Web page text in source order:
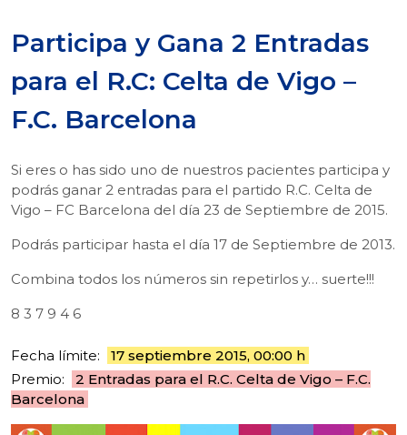
Participa y Gana 2 Entradas
para el R.C: Celta de Vigo –
F.C. Barcelona
Si eres o has sido uno de nuestros pacientes participa y
podrás ganar 2 entradas para el partido R.C. Celta de
Vigo – FC Barcelona del día 23 de Septiembre de 2015.
Podrás participar hasta el día 17 de Septiembre de 2013.
Combina todos los números sin repetirlos y… suerte!!!
8 3 7 9 4 6
Fecha límite:
17 septiembre 2015, 00:00 h
Premio:
2 Entradas para el R.C. Celta de Vigo – F.C.
Barcelona